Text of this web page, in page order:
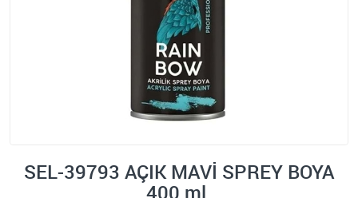
SEL-39793 AÇIK MAVİ SPREY BOYA
400 ml.